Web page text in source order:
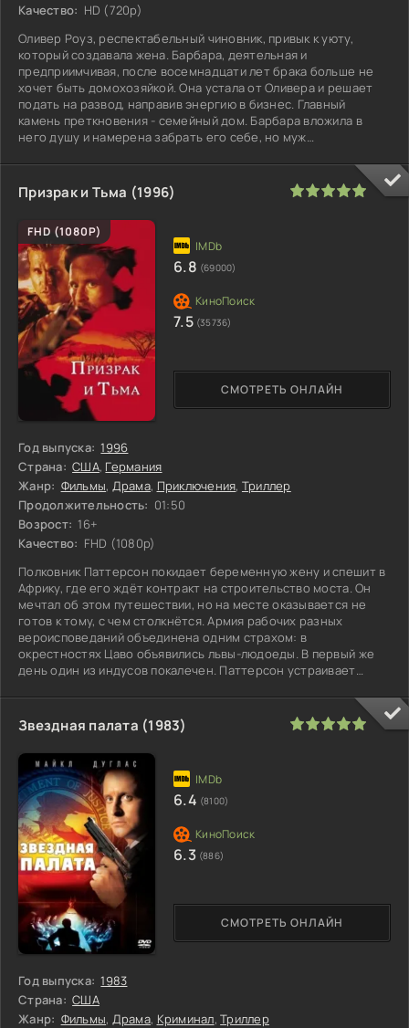
Качество: HD (720p)
Оливер Роуз, респектабельный чиновник, привык к уюту,
который создавала жена. Барбара, деятельная и
предприимчивая, после восемнадцати лет брака больше не
хочет быть домохозяйкой. Она устала от Оливера и решает
подать на развод, направив энергию в бизнес. Главный
камень преткновения - семейный дом. Барбара вложила в
него душу и намерена забрать его себе, но муж
Призрак и Тьма (1996)
FHD (1080P)
Год выпуска: 1996
Страна: США, Германия
Жанр: Фильмы, Драма, Приключения, Триллер
Продолжительность: 01:50
Возрост: 16+
Качество: FHD (1080p)
Полковник Паттерсон покидает беременную жену и спешит в
Африку, где его ждёт контракт на строительство моста. Он
мечтал об этом путешествии, но на месте оказывается не
готов к тому, с чем столкнётся. Армия рабочих разных
вероисповеданий объединена одним страхом: в
окрестностях Цаво объявились львы-людоеды. В первый же
день один из индусов покалечен. Паттерсон устраивает
СМОТРЕТЬ ОНЛАЙН
6.8 (69000)
7.5 (35736)
100
Звездная палата (1983)
Год выпуска: 1983
Страна: США
Жанр: Фильмы, Драма, Криминал,Триллер
СМОТРЕТЬ ОНЛАЙН
6.4 (8100)
6.3 (886)
100